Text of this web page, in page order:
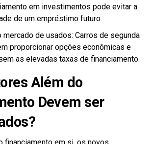
em investimentos pode evitar a
de um empréstimo futuro.
mercado de usados: Carros de segunda
proporcionar opções econômicas e
as elevadas taxas de financiamento.
Além do
Devem ser